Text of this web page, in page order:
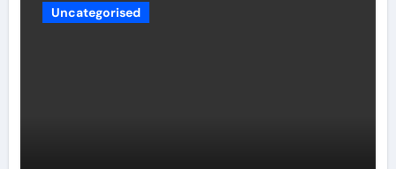
Uncategorised